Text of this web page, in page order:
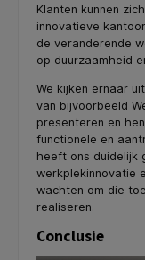
Klanten kunnen
innovatieve
de veranderende
op duurzaamheid
We kijken ernaar
van bijvoorbeeld
presenteren en
functionele en
heeft ons duidelijk
werkplekinnovatie
wachten om die
realiseren.
Conclusie